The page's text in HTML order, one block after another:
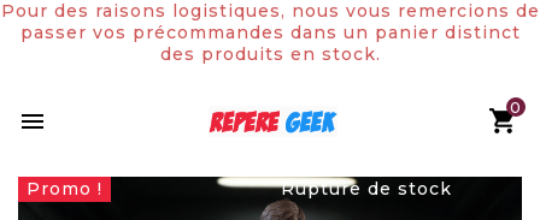

Pour des raisons logistiques, nous vous remercions de
passer vos précommandes dans un panier distinct
des produits en stock.
0
Promo ! Rupture de stock